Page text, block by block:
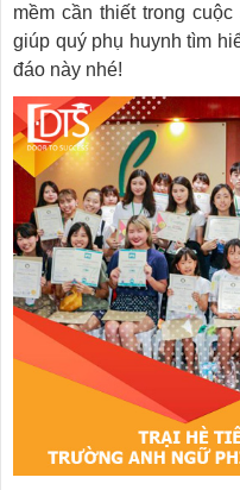
mềm cần thiết trong
giúp quý phụ huynh tìm
đáo này nhé!